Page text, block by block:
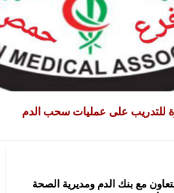
للتدريب على عمليات سحب الدم
مع بنك الدم ومديرية الصحة